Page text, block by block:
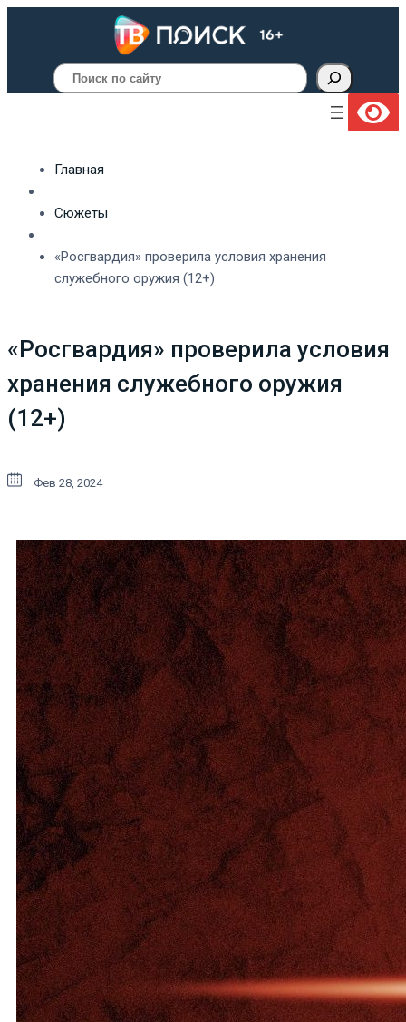
Поиск
Главная
Сюжеты
«Росгвардия» проверила условия хранения
служебного оружия (12+)
«Росгвардия» проверила условия
хранения служебного оружия
(12+)
Фев 28, 2024